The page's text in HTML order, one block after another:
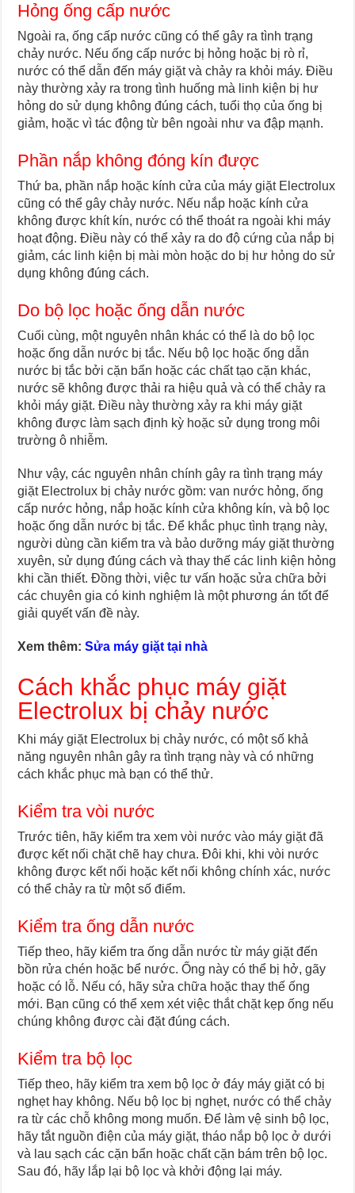
Hỏng ống cấp nước
Ngoài ra, ống cấp nước cũng có thể gây ra tình trạng
chảy nước. Nếu ống cấp nước bị hỏng hoặc bị rò rỉ,
nước có thể dẫn đến máy giặt và chảy ra khỏi máy. Điều
này thường xảy ra trong tình huống mà linh kiện bị hư
hỏng do sử dụng không đúng cách, tuổi thọ của ống bị
giảm, hoặc vì tác động từ bên ngoài như va đập mạnh.
Phần nắp không đóng kín được
Thứ ba, phần nắp hoặc kính cửa của máy giặt Electrolux
cũng có thể gây chảy nước. Nếu nắp hoặc kính cửa
không được khít kín, nước có thể thoát ra ngoài khi máy
hoạt động. Điều này có thể xảy ra do độ cứng của nắp bị
giảm, các linh kiện bị mài mòn hoặc do bị hư hỏng do sử
dụng không đúng cách.
Do bộ lọc hoặc ống dẫn nước
Cuối cùng, một nguyên nhân khác có thể là do bộ lọc
hoặc ống dẫn nước bị tắc. Nếu bộ lọc hoặc ống dẫn
nước bị tắc bởi cặn bẩn hoặc các chất tạo cặn khác,
nước sẽ không được thải ra hiệu quả và có thể chảy ra
khỏi máy giặt. Điều này thường xảy ra khi máy giặt
không được làm sạch định kỳ hoặc sử dụng trong môi
trường ô nhiễm.
Như vậy, các nguyên nhân chính gây ra tình trạng máy
giặt Electrolux bị chảy nước gồm: van nước hỏng, ống
cấp nước hỏng, nắp hoặc kính cửa không kín, và bộ lọc
hoặc ống dẫn nước bị tắc. Để khắc phục tình trạng này,
người dùng cần kiểm tra và bảo dưỡng máy giặt thường
xuyên, sử dụng đúng cách và thay thế các linh kiện hỏng
khi cần thiết. Đồng thời, việc tư vấn hoặc sửa chữa bởi
các chuyên gia có kinh nghiệm là một phương án tốt để
giải quyết vấn đề này.
Xem thêm:Sửa máy giặt tại nhà
Cách khắc phục máy giặt
Electrolux bị chảy nước
Khi máy giặt Electrolux bị chảy nước, có một số khả
năng nguyên nhân gây ra tình trạng này và có những
cách khắc phục mà bạn có thể thử.
Kiểm tra vòi nước
Trước tiên, hãy kiểm tra xem vòi nước vào máy giặt đã
được kết nối chặt chẽ hay chưa. Đôi khi, khi vòi nước
không được kết nối hoặc kết nối không chính xác, nước
có thể chảy ra từ một số điểm.
Kiểm tra ống dẫn nước
Tiếp theo, hãy kiểm tra ống dẫn nước từ máy giặt đến
bồn rửa chén hoặc bể nước. Ống này có thể bị hở, gãy
hoặc có lỗ. Nếu có, hãy sửa chữa hoặc thay thế ống
mới. Bạn cũng có thể xem xét việc thắt chặt kẹp ống nếu
chúng không được cài đặt đúng cách.
Kiểm tra bộ lọc
Tiếp theo, hãy kiểm tra xem bộ lọc ở đáy máy giặt có bị
nghẹt hay không. Nếu bộ lọc bị nghẹt, nước có thể chảy
ra từ các chỗ không mong muốn. Để làm vệ sinh bộ lọc,
hãy tắt nguồn điện của máy giặt, tháo nắp bộ lọc ở dưới
và lau sạch các cặn bẩn hoặc chất cặn bám trên bộ lọc.
Sau đó, hãy lắp lại bộ lọc và khởi động lại máy.